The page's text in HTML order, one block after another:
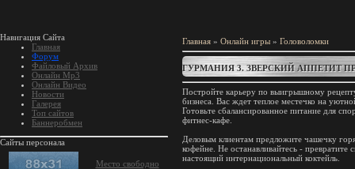
Навигация Сайта
Главная
Форум
Файловый Архив
Онлайн Mp3
Онлайн Видео
Новости
Галерея
Топ сайтов
Баннеробмен
Сайты персонала
Место свободно
Главная » Онлайн игры » Головоломки
ГУРМАНИЯ 3. ЗВЕРСКИЙ АППЕТИТ
Постройте карьеру по выигрышному
бизнеса. Вас ждет теплое местечко на
Готовьте сбалансированное питание для
фитнес-кафе.
Деловым клиентам предложите чашечку
кофейне. Не останавливайтесь - превратите
настоящий интернациональный коктейль.